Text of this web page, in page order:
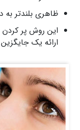
ظاهری بلندتر
این روش پر کردن
ارائه یک جایگزین